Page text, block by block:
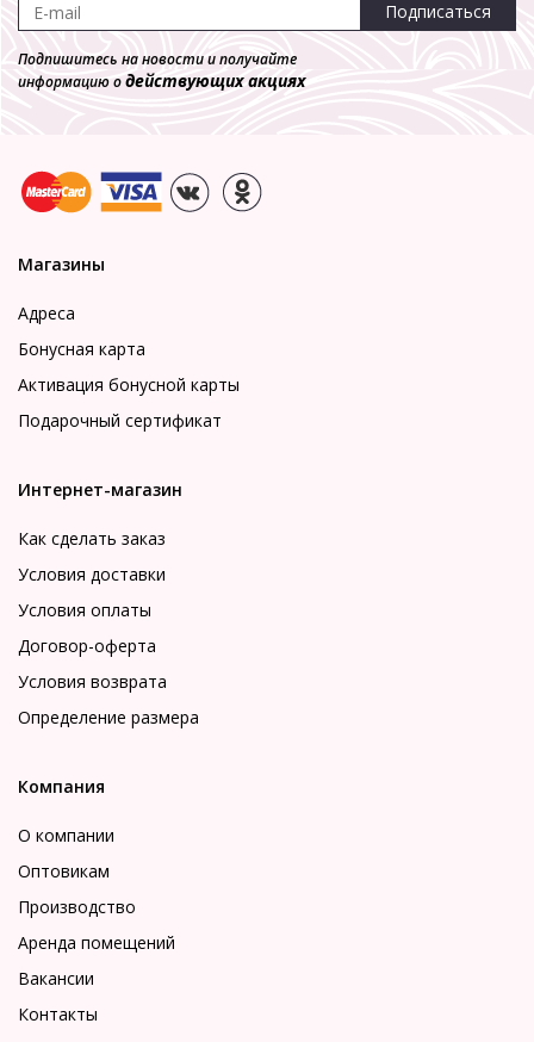
Сорочка MELADO *5305W-70193.1H-052
Подписаться
Подпишитесь на новости и получайте
информацию одействующих акциях
Магазины
Адреса
Бонусная карта
Активация бонусной карты
Подарочный сертификат
Интернет-магазин
Как сделать заказ
Условия доставки
Условия оплаты
Договор-оферта
Условия возврата
Определение размера
Компания
О компании
Оптовикам
Производство
Аренда помещений
Вакансии
Контакты